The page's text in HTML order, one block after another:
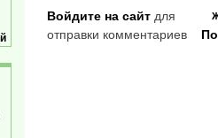
Войдите на сайт для
отправки комментариев